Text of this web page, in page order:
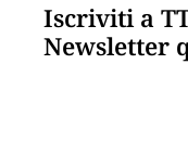
Iscriviti a
Newsletter